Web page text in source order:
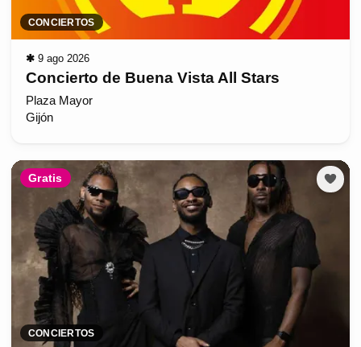
CONCIERTOS
✱ 9 ago 2026
Concierto de Buena Vista All Stars
Plaza Mayor
Gijón
Gratis
CONCIERTOS